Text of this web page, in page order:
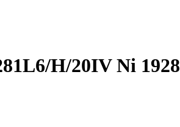
H/20IV Ni 1928